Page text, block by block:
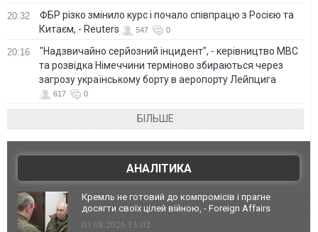
20:32
ФБР різко змінило курс і почало співпрацю з Росією та
Китаєм, - Reuters
547 0
20:16
"Надзвичайно серйозний інцидент", - керівництво МВС
та розвідка Німеччини терміново збираються через
загрозу українському борту в аеропорту Лейпцига
617 0
БІЛЬШЕ
АНАЛІТИКА
Кремль не готовий до компромісів і прагне
досягти своїх цілей війною, - Foreign Affairs
03.08.2026 13:02